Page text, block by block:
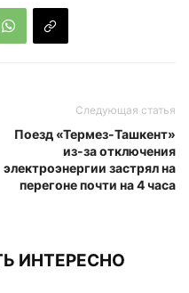
Следующая статья
Поезд «Термез-Ташкент»
из-за отключения
электроэнергии застрял на
перегоне почти на 4 часа
ИНТЕРЕСНО